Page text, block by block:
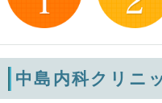
中島内科クリニ